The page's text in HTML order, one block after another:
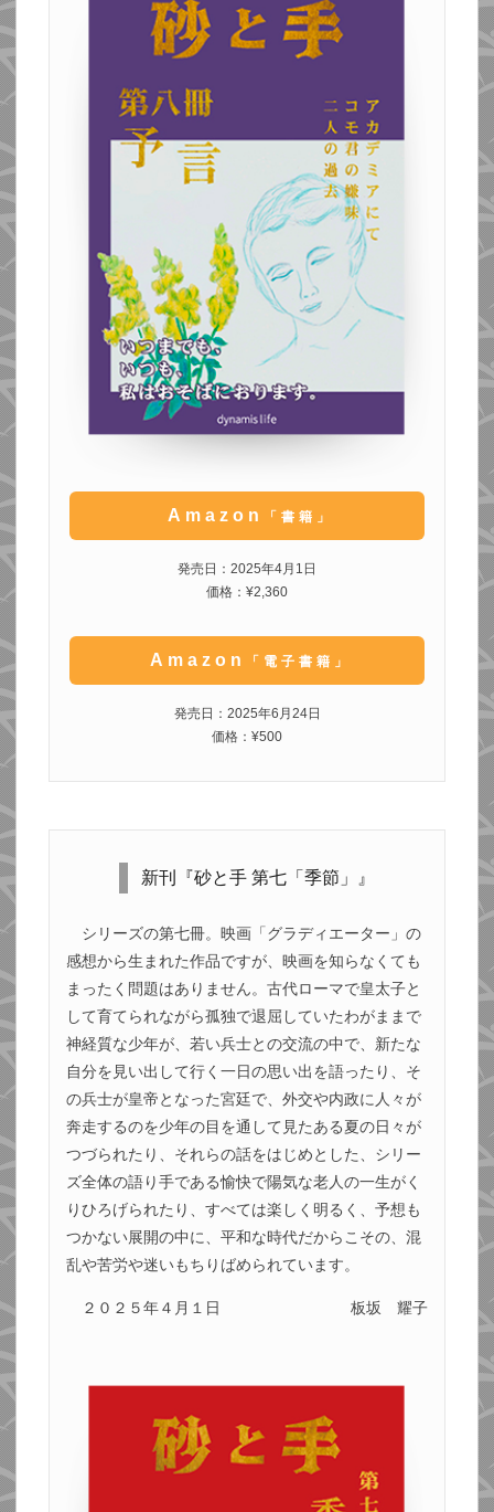
Amazon 「書籍」
発売日：2025年4月1日
価格：¥2,360
Amazon 「電子書籍」
発売日：2025年6月24日
価格：¥500
新刊『砂と手 第七「季節」』
シリーズの第七冊。映画「グラディエーター」の
感想から生まれた作品ですが、映画を知らなくても
まったく問題はありません。古代ローマで皇太子と
して育てられながら孤独で退屈していたわがままで
神経質な少年が、若い兵士との交流の中で、新たな
自分を見い出して行く一日の思い出を語ったり、そ
の兵士が皇帝となった宮廷で、外交や内政に人々が
奔走するのを少年の目を通して見たある夏の日々が
つづられたり、それらの話をはじめとした、シリー
ズ全体の語り手である愉快で陽気な老人の一生がく
りひろげられたり、すべては楽しく明るく、予想も
つかない展開の中に、平和な時代だからこその、混
乱や苦労や迷いもちりばめられています。
２０２５年４月１日 板坂 耀子